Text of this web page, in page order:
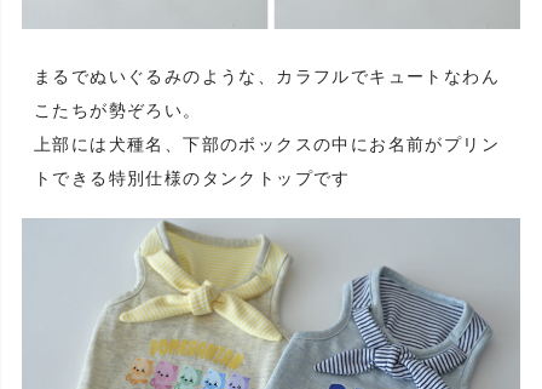
まるでぬいぐるみのような、カラフルでキュートなわん
こたちが勢ぞろい。
上部には犬種名、下部のボックスの中にお名前がプリン
トできる特別仕様のタンクトップです